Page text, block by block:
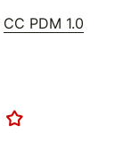
CC PDM 1.0